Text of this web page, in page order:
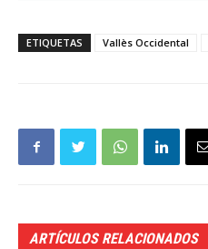
ETIQUETAS Vallès Occidental
ARTÍCULOS RELACIONADOS